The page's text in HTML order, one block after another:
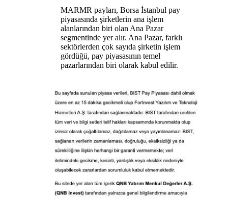
MARMR payları, Borsa İstanbul pay
piyasasında şirketlerin ana işlem
alanlarından biri olan Ana Pazar
segmentinde yer alır. Ana Pazar, farklı
sektörlerden çok sayıda şirketin işlem
gördüğü, pay piyasasının temel
pazarlarından biri olarak kabul edilir.